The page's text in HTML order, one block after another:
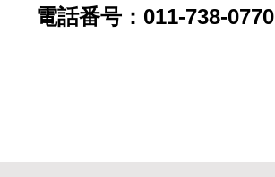
電話番号：011-738-0770